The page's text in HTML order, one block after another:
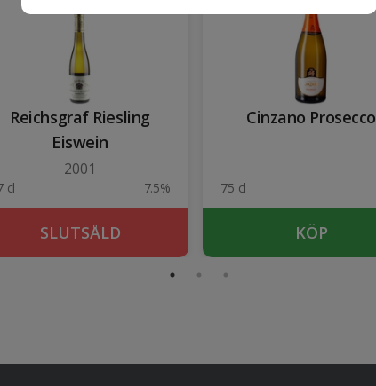
Reichsgraf Riesling
Eiswein
2001
cl 7.5%
SLUTSÅLD
Cinzano Prosecco
75 cl
KÖP